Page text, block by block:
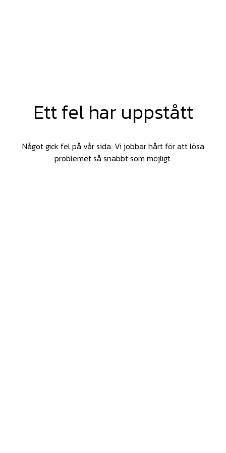
Ett fel har uppstått
Något gick fel på vår sida. Vi jobbar hårt för att lösa
problemet så snabbt som möjligt.